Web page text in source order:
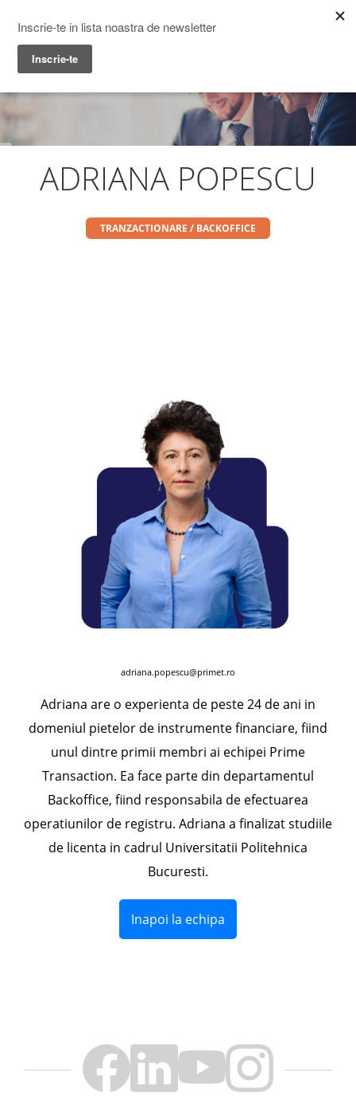
Menu
Prime Transaction
ADRIANA POPESCU
TRANZACTIONARE / BACKOFFICE
adriana.popescu@primet.ro
Adriana are o experienta de peste 24 de ani in
domeniul pietelor de instrumente financiare, fiind
unul dintre primii membri ai echipei Prime
Transaction. Ea face parte din departamentul
Backoffice, fiind responsabila de efectuarea
operatiunilor de registru. Adriana a finalizat studiile
de licenta in cadrul Universitatii Politehnica
Bucuresti.
Inapoi la echipa